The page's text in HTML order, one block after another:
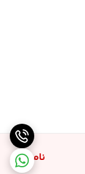
ناموجود